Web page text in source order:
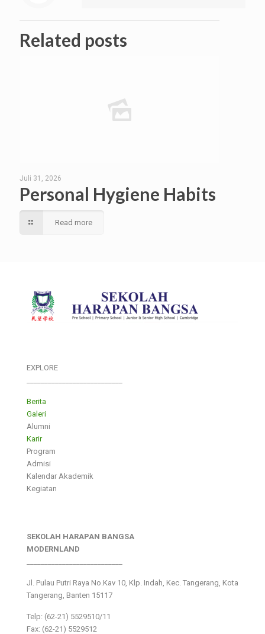
Related posts
Juli 31, 2026
Personal Hygiene Habits
Read more
EXPLORE
Berita
Galeri
Alumni
Karir
Program
Admisi
Kalendar Akademik
Kegiatan
SEKOLAH HARAPAN BANGSA
MODERNLAND
Jl. Pulau Putri Raya No.Kav 10, Klp. Indah, Kec. Tangerang, Kota
Tangerang, Banten 15117
Telp: (62-21) 5529510/11
Fax: (62-21) 5529512